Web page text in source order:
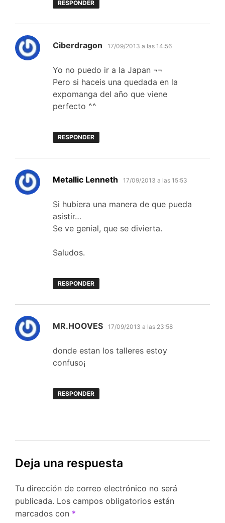
RESPONDER
Ciberdragon dice:
17/09/2013 a las 14:56
Yo no puedo ir a la Japan ¬¬
Pero si haceis una quedada en la
expomanga del año que viene
perfecto ^^
RESPONDER
Metallic Lenneth dice:
17/09/2013 a las 15:53
Si hubiera una manera de que pueda
asistir…
Se ve genial, que se divierta.
Saludos.
RESPONDER
MR.HOOVES dice:
17/09/2013 a las 23:58
donde estan los talleres estoy
confuso¡
RESPONDER
Deja una respuesta
Tu dirección de correo electrónico no será
publicada. Los campos obligatorios están
marcados con *